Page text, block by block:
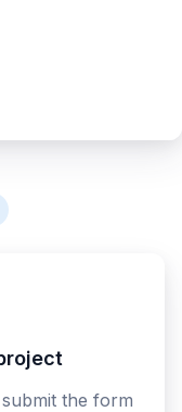
the form